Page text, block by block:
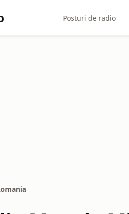
Posturi de radio